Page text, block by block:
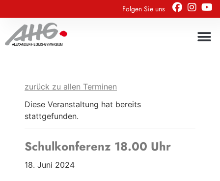
Folgen Sie uns
zurück zu allen Terminen
Diese Veranstaltung hat bereits
stattgefunden.
Schulkonferenz 18.00 Uhr
18. Juni 2024